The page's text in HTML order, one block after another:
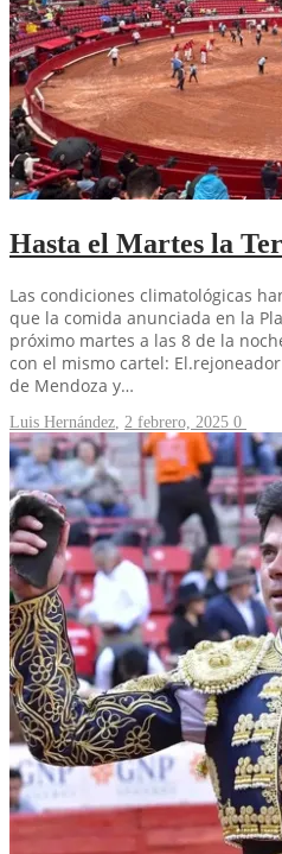
Hasta el Martes la
Las condiciones climatológicas
que la comida anunciada en la
próximo martes a las 8 de la
con el mismo cartel:
de Mendoza y…
Luis Hernández 2 febrero, 2025 0